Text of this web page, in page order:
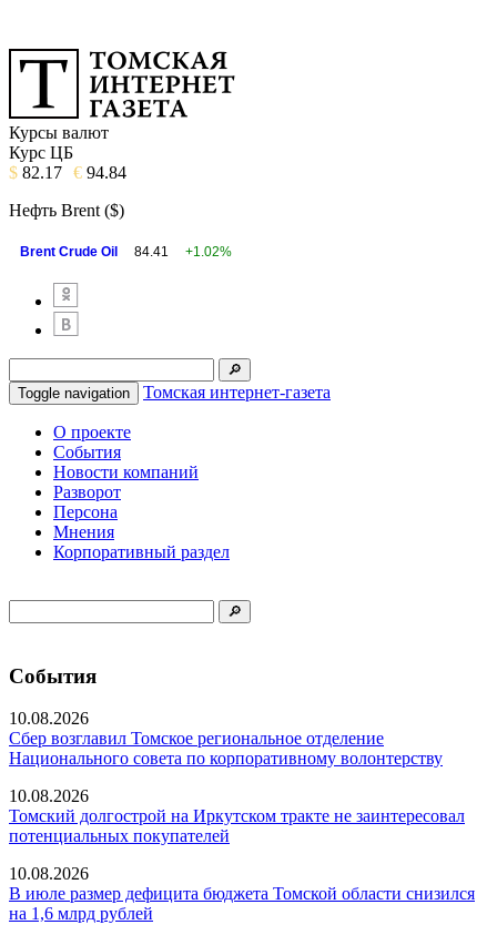
Курсы валют
Курс ЦБ
$ 82.17 € 94.84
Нефть Brent ($)
Brent Crude Oil 84.41 +1.02%
Toggle navigation Томская интернет-газета
О проекте
События
Новости компаний
Разворот
Персона
Мнения
Корпоративный раздел
События
10.08.2026
Сбер возглавил Томское региональное отделение
Национального совета по корпоративному волонтерству
10.08.2026
Томский долгострой на Иркутском тракте не заинтересовал
потенциальных покупателей
10.08.2026
В июле размер дефицита бюджета Томской области снизился
на 1,6 млрд рублей